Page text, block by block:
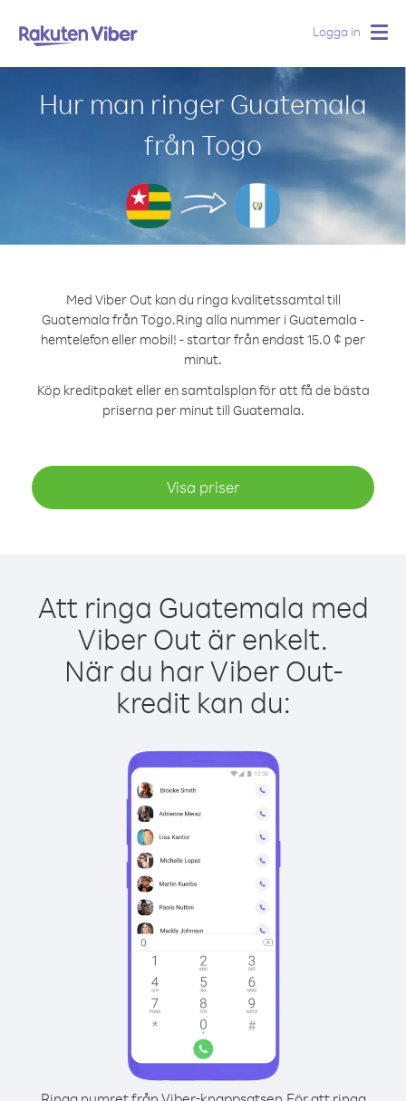
Logga in
Hur man ringer Guatemala
från Togo
Med Viber Out kan du ringa kvalitetssamtal till
Guatemala från Togo.Ring alla nummer i Guatemala -
hemtelefon eller mobil! - startar från endast 15.0 ¢ per
minut.
Köp kreditpaket eller en samtalsplan för att få de bästa
priserna per minut till Guatemala.
Visa priser
Att ringa Guatemala med
Viber Out är enkelt.
När du har Viber Out-
kredit kan du: